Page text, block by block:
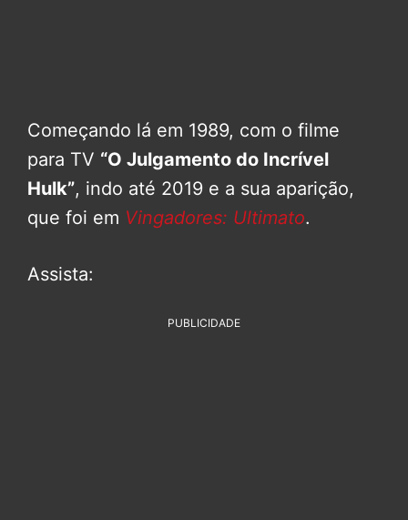
Começando lá em 1989, com o filme
para TV “O Julgamento do Incrível
Hulk”, indo até 2019 e a sua aparição,
que foi em Vingadores: Ultimato.
Assista:
PUBLICIDADE